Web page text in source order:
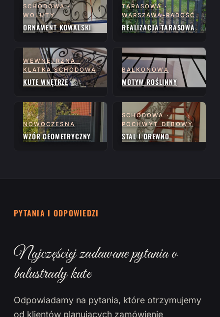
SCHODOWA ·
WOLUTY
ORNAMENT KOWALSKI
TARASOWA ·
WARSZAWA-RADOŚĆ
REALIZACJA TARASOWA
WEWNĘTRZNA ·
KLATKA SCHODOWA
KUTE WNĘTRZE
BALKONOWA
MOTYW ROŚLINNY
NOWOCZESNA
WZÓR GEOMETRYCZNY
SCHODOWA ·
POCHWYT DĘBOWY
STAL I DREWNO
PYTANIA I ODPOWIEDZI
Najczęściej zadawane pytania o
balustrady kute
Odpowiadamy na pytania, które otrzymujemy
od klientów planujących zamówienie